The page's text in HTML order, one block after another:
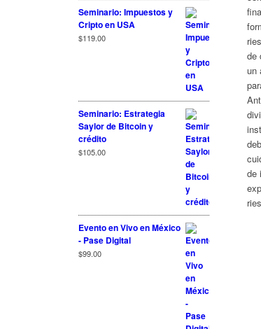
Seminario: Impuestos y
Cripto en USA
$119.00
Seminario: Estrategia
Saylor de Bitcoin y
crédito
$105.00
Evento en Vivo en México
- Pase Digital
$99.00
de
un
de